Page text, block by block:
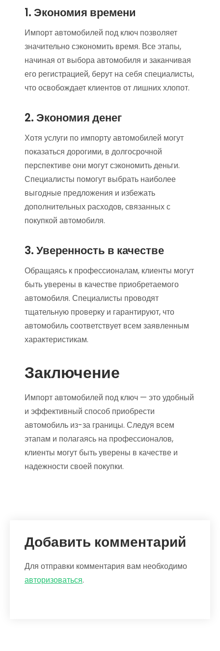
1. Экономия времени
Импорт автомобилей под ключ позволяет
значительно сэкономить время. Все этапы,
начиная от выбора автомобиля и заканчивая
его регистрацией, берут на себя специалисты,
что освобождает клиентов от лишних хлопот.
2. Экономия денег
Хотя услуги по импорту автомобилей могут
показаться дорогими, в долгосрочной
перспективе они могут сэкономить деньги.
Специалисты помогут выбрать наиболее
выгодные предложения и избежать
дополнительных расходов, связанных с
покупкой автомобиля.
3. Уверенность в качестве
Обращаясь к профессионалам, клиенты могут
быть уверены в качестве приобретаемого
автомобиля. Специалисты проводят
тщательную проверку и гарантируют, что
автомобиль соответствует всем заявленным
характеристикам.
Заключение
Импорт автомобилей под ключ — это удобный
и эффективный способ приобрести
автомобиль из-за границы. Следуя всем
этапам и полагаясь на профессионалов,
клиенты могут быть уверены в качестве и
надежности своей покупки.
Добавить комментарий
Для отправки комментария вам необходимо
авторизоваться.